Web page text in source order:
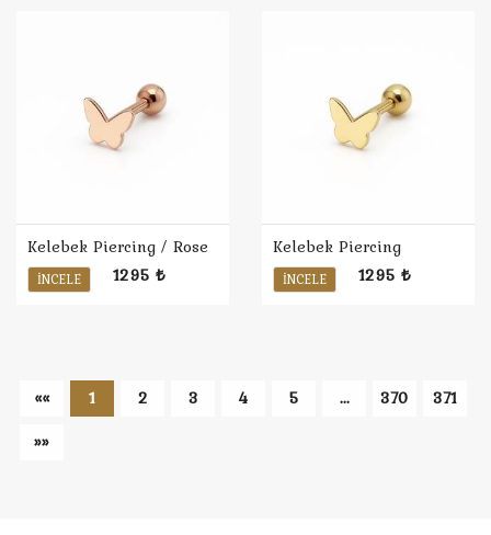
Kelebek Piercing / Rose
İNCELE 1295 ₺
Kelebek Piercing
İNCELE 1295 ₺
«« 1 2 3 4 5 ... 370
371
»»